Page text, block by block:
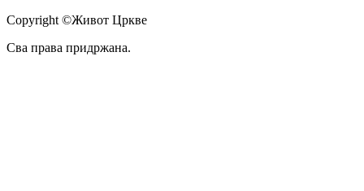
Copyright ©Живот Цркве
Сва права придржана.